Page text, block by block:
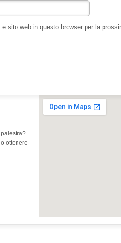
sito web in questo browser per la
ottenere